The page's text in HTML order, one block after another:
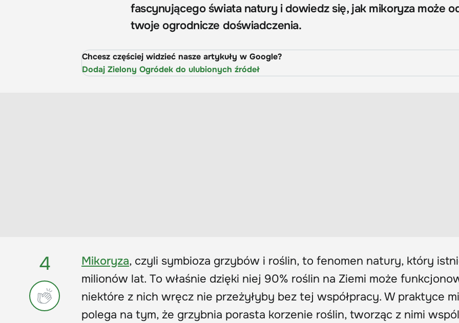
fascynującego świata natury i dowiedz się, jak mikoryza może
twoje ogrodnicze doświadczenia.
Chcesz częściej widzieć nasze artykuły w Google?
Dodaj Zielony Ogródek do ulubionych źródeł
4 Mikoryza, czyli symbioza grzybów i roślin, to fenomen natury, który
milionów lat. To właśnie dzięki niej 90% roślin na Ziemi może
niektóre z nich wręcz nie przeżyłyby bez tej współpracy. W praktyce
polega na tym, że grzybnia porasta korzenie roślin, tworząc z nimi